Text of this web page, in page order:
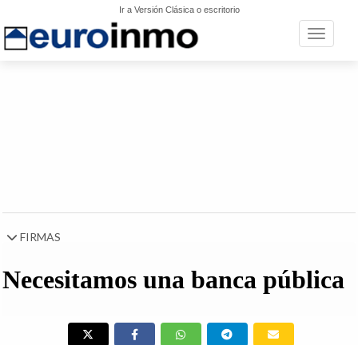
Ir a Versión Clásica o escritorio
Toggle
FIRMAS
Necesitamos una banca pública